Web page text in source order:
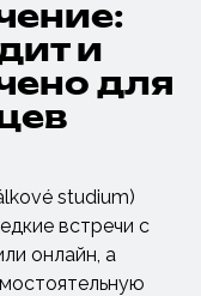
и
для
studium)
встречи с
онлайн, а